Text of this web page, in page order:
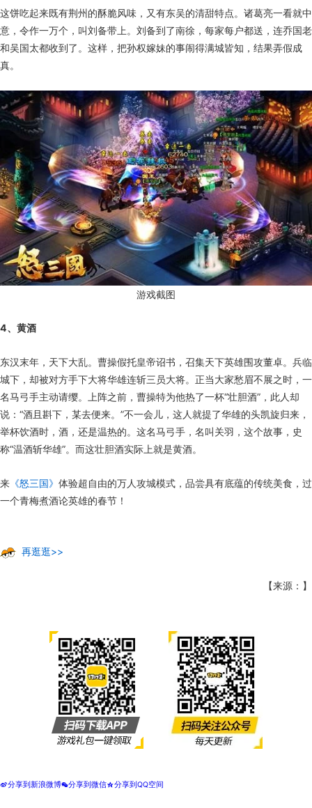
这饼吃起来既有荆州的酥脆风味，又有东吴的清甜特点。诸葛亮一看就中
意，令作一万个，叫刘备带上。刘备到了南徐，每家每户都送，连乔国老
和吴国太都收到了。这样，把孙权嫁妹的事闹得满城皆知，结果弄假成
真。
游戏截图
4、黄酒
东汉末年，天下大乱。曹操假托皇帝诏书，召集天下英雄围攻董卓。兵临
城下，却被对方手下大将华雄连斩三员大将。正当大家愁眉不展之时，一
名马弓手主动请缨。上阵之前，曹操特为他热了一杯“壮胆酒”，此人却
说：“酒且斟下，某去便来。”不一会儿，这人就提了华雄的头凯旋归来，
举杯饮酒时，酒，还是温热的。这名马弓手，名叫关羽，这个故事，史
称“温酒斩华雄”。而这壮胆酒实际上就是黄酒。
来 《怒三国》 体验超自由的万人攻城模式，品尝具有底蕴的传统美食，过
一个青梅煮酒论英雄的春节！
再逛逛>>
【来源：】
t分享到新浪微博w分享到微信z分享到QQ空间